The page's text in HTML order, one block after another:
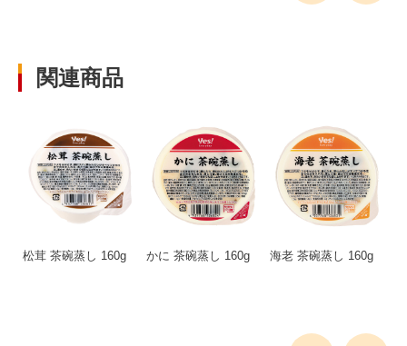
関連商品
松茸 茶碗蒸し 160g かに 茶碗蒸し 160g 海老 茶碗蒸し 160g